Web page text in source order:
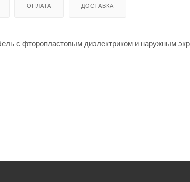
ОПЛАТА ДОСТАВКА
с фторопластовым диэлектриком и наружным